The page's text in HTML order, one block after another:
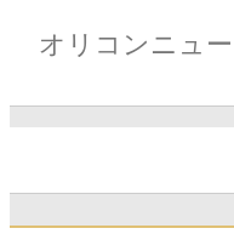
オリコンニュ